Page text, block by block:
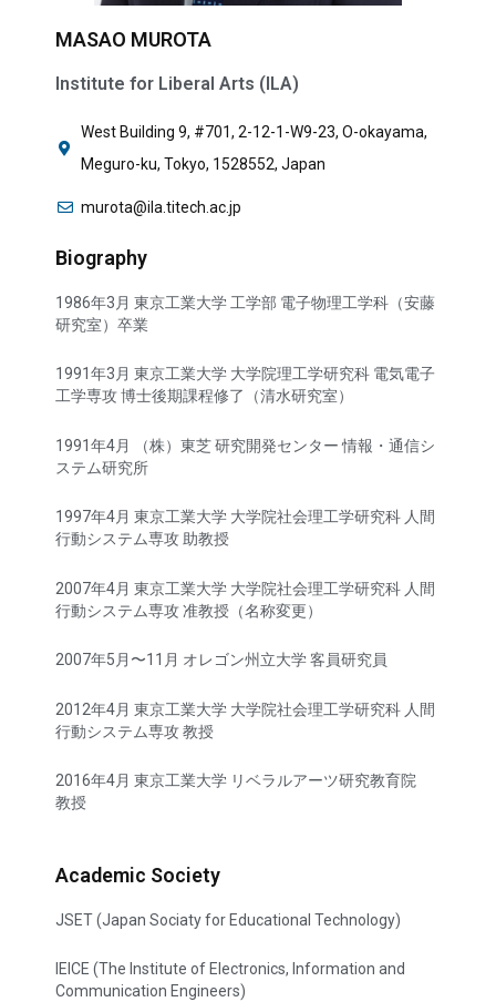
MASAO MUROTA
Institute for Liberal Arts (ILA)
West Building 9, #701, 2-12-1-W9-23, O-okayama,
Meguro-ku, Tokyo, 1528552, Japan
murota@ila.titech.ac.jp
Biography
1986年3月 東京工業大学 工学部 電子物理工学科（安藤
研究室）卒業
1991年3月 東京工業大学 大学院理工学研究科 電気電子
工学専攻 博士後期課程修了（清水研究室）
1991年4月 （株）東芝 研究開発センター 情報・通信シ
ステム研究所
1997年4月 東京工業大学 大学院社会理工学研究科 人間
行動システム専攻 助教授
2007年4月 東京工業大学 大学院社会理工学研究科 人間
行動システム専攻 准教授（名称変更）
2007年5月〜11月 オレゴン州立大学 客員研究員
2012年4月 東京工業大学 大学院社会理工学研究科 人間
行動システム専攻 教授
2016年4月 東京工業大学 リベラルアーツ研究教育院
教授
Academic Society
JSET (Japan Sociaty for Educational Technology)
IEICE (The Institute of Electronics, Information and
Communication Engineers)